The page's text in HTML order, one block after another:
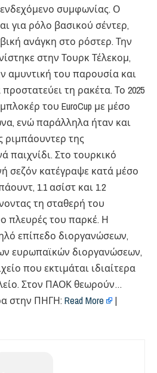
συμφωνίας. Ο
για ρόλο βασικού σέντερ,
ανάγκη στο ρόστερ. Την
στην Τουρκ Τέλεκομ,
αμυντική του παρουσία και
τη ρακέτα. Το 2025
του EuroCup με μέσο
ενώ παράλληλα ήταν και
ριμπάουντερ της
παιχνίδι. Στο τουρκικό
σεζόν κατέγραψε κατά μέσο
1.1 ασίστ και 1.2
τη σταθερή του
πλευρές του παρκέ. Η
επίπεδο διοργανώσεων,
ευρωπαϊκών διοργανώσεων,
που εκτιμάται ιδιαίτερα
Στον ΠΑΟΚ θεωρούν…
στην ΠΗΓΗ: Read More
|